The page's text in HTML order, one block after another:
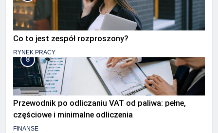
Co to jest zespół rozproszony?
RYNEK PRACY
8
Przewodnik po odliczaniu VAT od paliwa: pełne,
częściowe i minimalne odliczenia
FINANSE